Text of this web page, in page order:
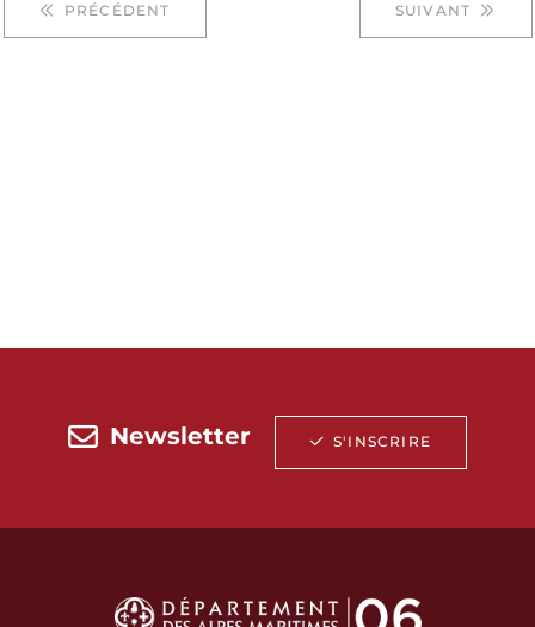
PRÉCÉDENT SUIVANT
Newsletter S'INSCRIRE